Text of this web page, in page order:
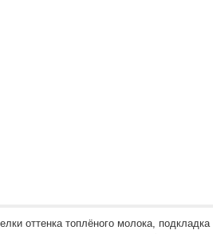
оттенка топлёного молока, подкладка